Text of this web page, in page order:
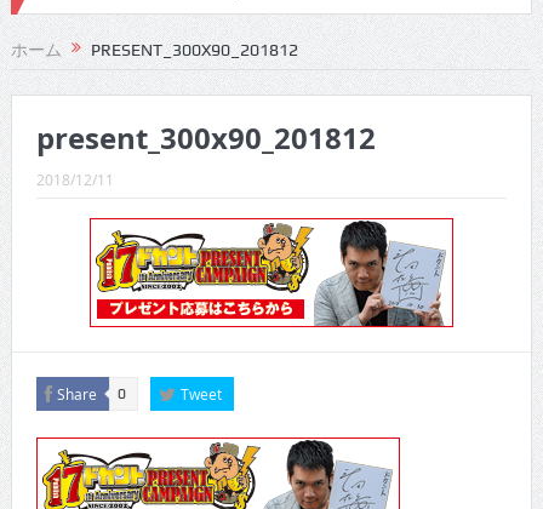
CINEMA×STYLE 292号
CINEMA×STYLE 291号
CINEMA×STYLE 290号
CINEMA×STYLE 289号
CINEMA×STYLE 288号
CINEMA×STYLE 287号
CINEMA×STYLE 286号
CINEMA×STYLE 294号
ホーム PRESENT_300X90_201812
present_300x90_201812
2018/12/11
Share 0 Tweet